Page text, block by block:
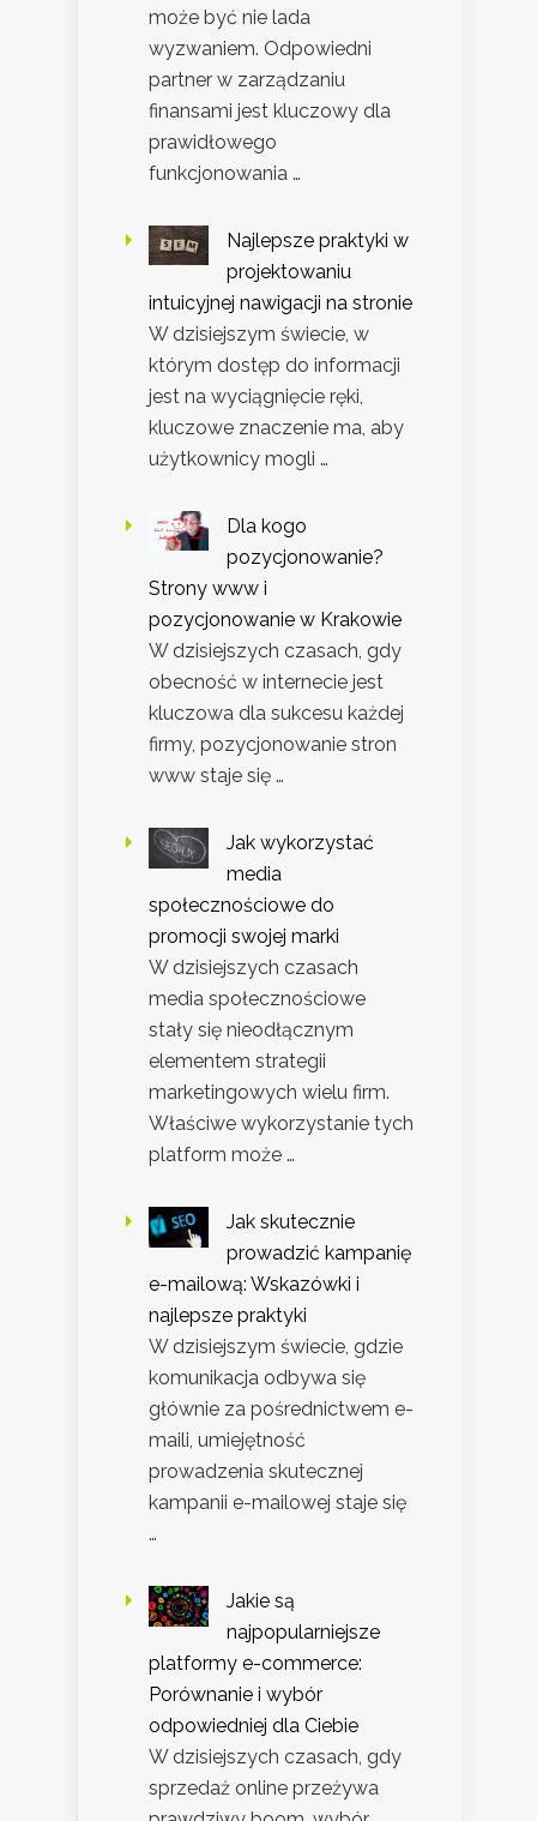
może być nie lada
wyzwaniem. Odpowiedni
partner w zarządzaniu
finansami jest kluczowy dla
prawidłowego
funkcjonowania …
Najlepsze praktyki w
projektowaniu
intuicyjnej nawigacji na stronie
W dzisiejszym świecie, w
którym dostęp do informacji
jest na wyciągnięcie ręki,
kluczowe znaczenie ma, aby
użytkownicy mogli …
Dla kogo
pozycjonowanie?
Strony www i
pozycjonowanie w Krakowie
W dzisiejszych czasach, gdy
obecność w internecie jest
kluczowa dla sukcesu każdej
firmy, pozycjonowanie stron
www staje się …
Jak wykorzystać
media
społecznościowe do
promocji swojej marki
W dzisiejszych czasach
media społecznościowe
stały się nieodłącznym
elementem strategii
marketingowych wielu firm.
Właściwe wykorzystanie tych
platform może …
Jak skutecznie
prowadzić kampanię
e-mailową: Wskazówki i
najlepsze praktyki
W dzisiejszym świecie, gdzie
komunikacja odbywa się
głównie za pośrednictwem e-
maili, umiejętność
prowadzenia skutecznej
kampanii e-mailowej staje się
…
Jakie są
najpopularniejsze
platformy e-commerce:
Porównanie i wybór
odpowiedniej dla Ciebie
W dzisiejszych czasach, gdy
sprzedaż online przeżywa